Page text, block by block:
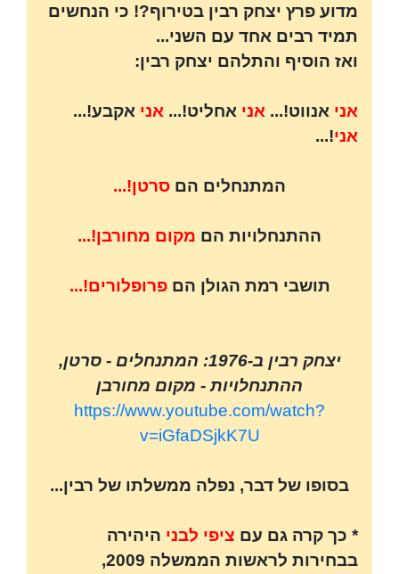
מדוע פרץ יצחק רבין בטירוף?! כי הנחשים
תמיד רבים אחד עם השני...
ואז הוסיף והתלהם יצחק רבין:
אני אנווט!... אני אחליט!... אני אקבע!...
אני!...
המתנחלים הם סרטן!...
ההתנחלויות הם מקום מחורבן!...
תושבי רמת הגולן הםפרופלורים!...
יצחק רבין ב-1976: המתנחלים - סרטן,
ההתנחלויות - מקום מחורבן
https://www.youtube.com/watch?
v=iGfaDSjkK7U
בסופו של דבר, נפלה ממשלתו של רבין...
* כך קרה גם עם ציפי לבני היהירה
בבחירות לראשות הממשלה 2009,